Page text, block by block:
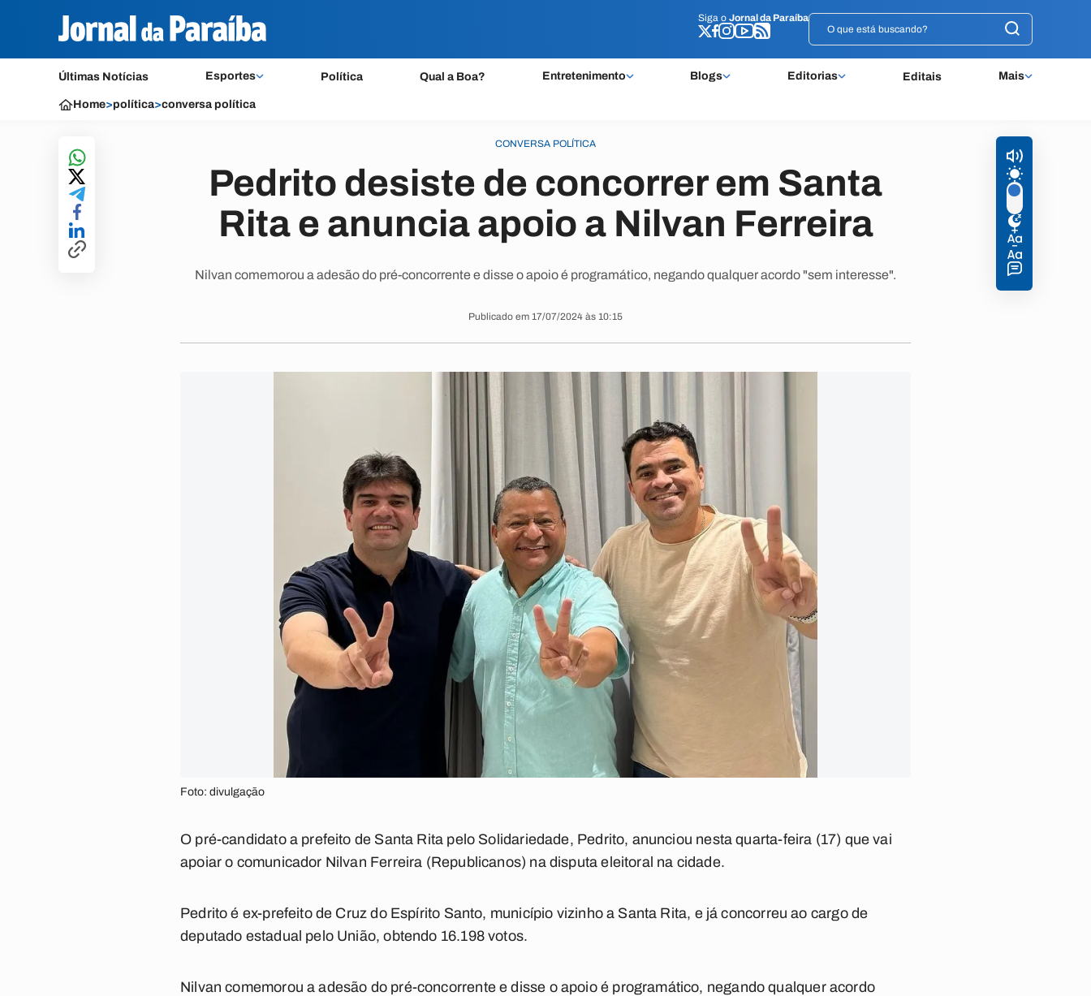
Siga o Jornal da Paraíba
Últimas Notícias Esportes Política Qual a Boa? Entretenimento Blogs Editorias Editais Mais
Siga o Jornal da Paraíba
Home>política>conversa política
CONVERSA POLÍTICA
Pedrito desiste de concorrer em Santa
Rita e anuncia apoio a Nilvan Ferreira
Nilvan comemorou a adesão do pré-concorrente e disse o apoio é programático, negando qualquer acordo "sem interesse".
Publicado em 17/07/2024 às 10:15
Foto: divulgação
O pré-candidato a prefeito de Santa Rita pelo Solidariedade, Pedrito, anunciou nesta quarta-feira (17) que vai
apoiar o comunicador Nilvan Ferreira (Republicanos) na disputa eleitoral na cidade.
Pedrito é ex-prefeito de Cruz do Espírito Santo, município vizinho a Santa Rita, e já concorreu ao cargo de
deputado estadual pelo União, obtendo 16.198 votos.
Nilvan comemorou a adesão do pré-concorrente e disse o apoio é programático, negando qualquer acordo